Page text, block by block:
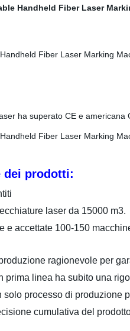
ha superato CE e
dei prodotti:
laser da 15000 m3.
e accettate 100-150
ragionevole per
prima linea ha subito una
solo processo di produzione
cumulativa del